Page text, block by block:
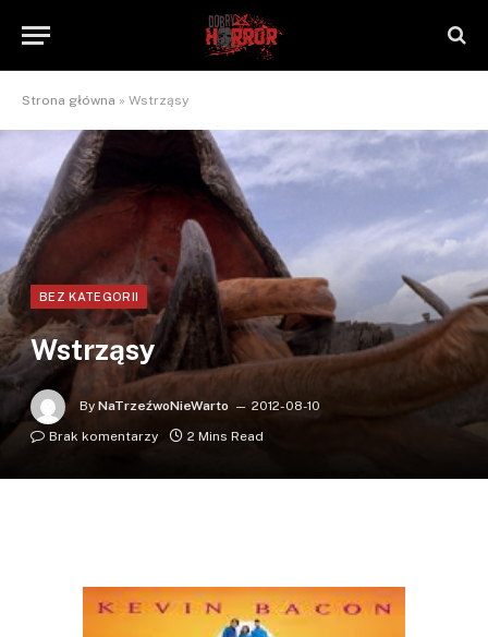
Strona główna » Wstrząsy
BEZ KATEGORII
Wstrząsy
By NaTrzeźwoNieWarto
2012-08-10
Brak komentarzy
2 Mins Read